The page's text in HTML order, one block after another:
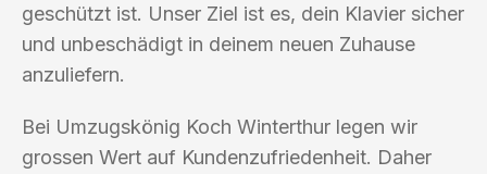
geschützt ist. Unser Ziel ist es, dein Klavier sicher
und unbeschädigt in deinem neuen Zuhause
anzuliefern.
Bei Umzugskönig Koch Winterthur legen wir
grossen Wert auf Kundenzufriedenheit. Daher